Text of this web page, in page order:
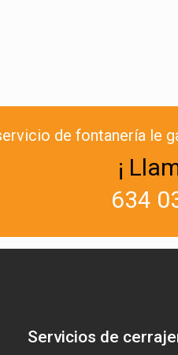
de fontanería le
¡
634
Servicios de